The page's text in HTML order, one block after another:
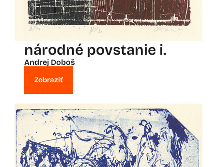
národné povstanie i.
Andrej Doboš
Zobraziť